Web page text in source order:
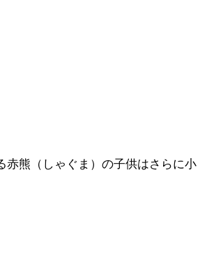
赤熊（しゃぐま）の子供はさらに小